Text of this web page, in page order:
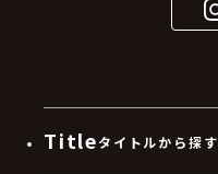
Titleタイトルから探す